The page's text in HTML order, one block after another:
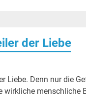
der Liebe
Liebe. Denn nur die
wirkliche menschliche